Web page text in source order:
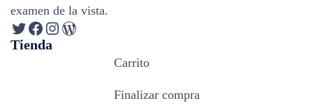
examen de la vista.
Tienda
Carrito
Finalizar compra